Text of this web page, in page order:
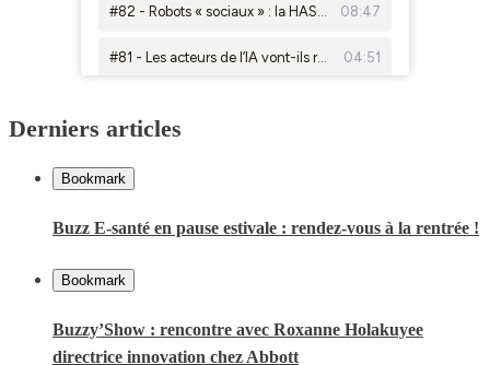
Derniers articles
Bookmark
Buzz E-santé en pause estivale : rendez-vous à la rentrée !
Bookmark
Buzzy’Show : rencontre avec Roxanne Holakuyee
directrice innovation chez Abbott